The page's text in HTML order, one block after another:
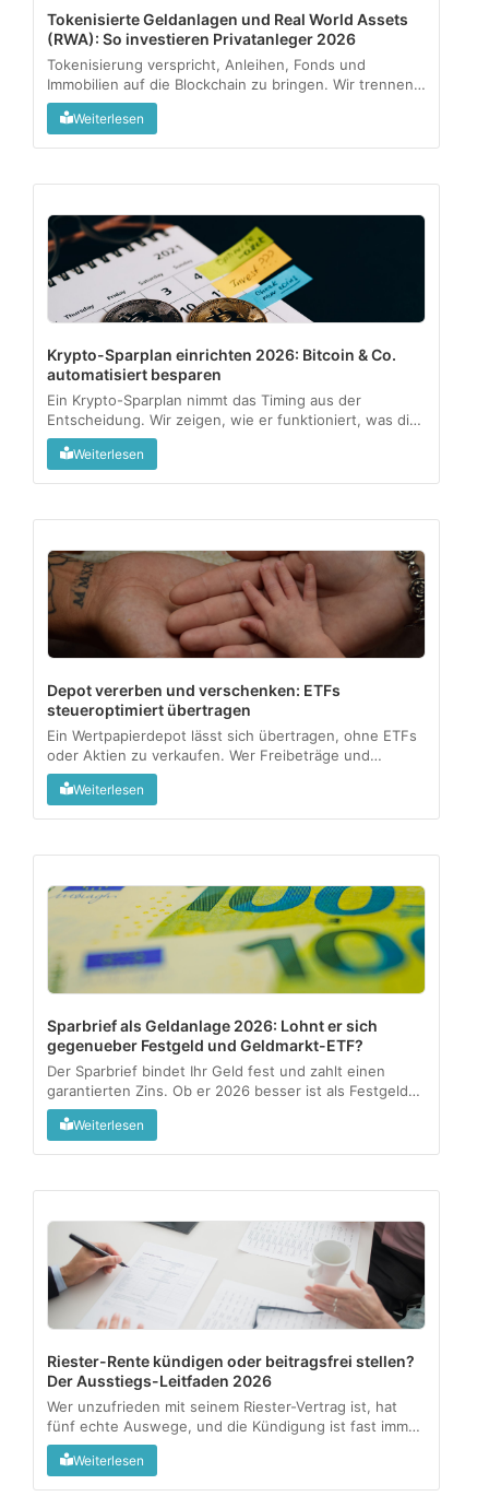
Tokenisierte Geldanlagen und Real World Assets
(RWA): So investieren Privatanleger 2026
Tokenisierung verspricht, Anleihen, Fonds und
Immobilien auf die Blockchain zu bringen. Wir trennen
regulierte Angebote vom Graumarkt und zeigen, was
als kleine Beimischung sinnvoll sein kann....
Weiterlesen
Krypto-Sparplan einrichten 2026: Bitcoin & Co.
automatisiert besparen
Ein Krypto-Sparplan nimmt das Timing aus der
Entscheidung. Wir zeigen, wie er funktioniert, was die
1-Jahres-Haltefrist steuerlich bedeutet und für wen
sich das wirklich lohnt....
Weiterlesen
Depot vererben und verschenken: ETFs
steueroptimiert übertragen
Ein Wertpapierdepot lässt sich übertragen, ohne ETFs
oder Aktien zu verkaufen. Wer Freibeträge und
Meldepflichten kennt, gibt Vermögen steuerfrei an die
nächste Generation weiter....
Weiterlesen
Sparbrief als Geldanlage 2026: Lohnt er sich
gegenueber Festgeld und Geldmarkt-ETF?
Der Sparbrief bindet Ihr Geld fest und zahlt einen
garantierten Zins. Ob er 2026 besser ist als Festgeld
oder ein Geldmarkt-ETF, haengt an drei Fragen:
Verfuegbarkeit, Rendite nach Kosten und wie aktiv Sie
Weiterlesen
Riester-Rente kündigen oder beitragsfrei stellen?
Der Ausstiegs-Leitfaden 2026
Wer unzufrieden mit seinem Riester-Vertrag ist, hat
fünf echte Auswege, und die Kündigung ist fast immer
der teuerste. Dieser Leitfaden zeigt, was mit Zulagen
und Steuervorteilen passiert und welche Option zu
Weiterlesen